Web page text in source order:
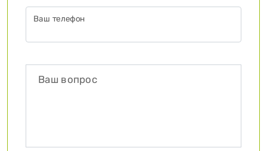
Ваш телефон